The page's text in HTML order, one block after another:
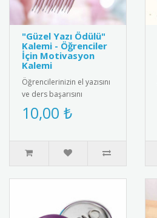
"Güzel Yazı Ödülü"
Kalemi - Öğrenciler
İçin Motivasyon
Kalemi
Öğrencilerinizin el yazısını
ve ders başarısını
ödüllendirmek için
mükemmel bir seçenek!
10,00 ₺